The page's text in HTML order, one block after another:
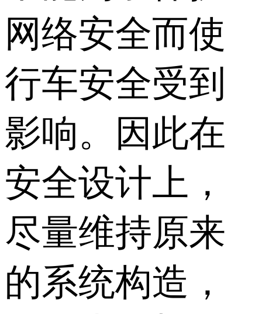
网络安全而使
行车安全受到
影响。因此在
安全设计上，
尽量维持原来
的系统构造，